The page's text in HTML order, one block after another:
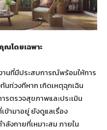
ณโดยเฉพาะ
านที่มีประสบการณ์พร้อมให้การ
ท่วงทีหาก เกิดเหตุฉุกเฉิน
รตรวจสุขภาพและประเมิน
ามาอยู่ ยังดูแลเรื่อง
ลังกายที่เหมาะสม ภายใน